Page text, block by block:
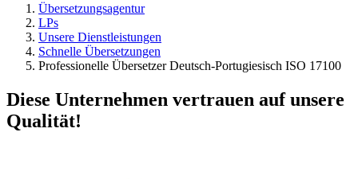
Übersetzungsagentur
LPs
Unsere Dienstleistungen
Schnelle Übersetzungen
Professionelle Übersetzer Deutsch-Portugiesisch ISO 17100
Diese Unternehmen vertrauen auf unsere
Qualität!